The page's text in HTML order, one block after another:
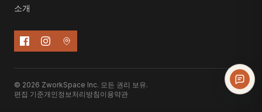
소개
© 2026 ZworkSpace Inc. 모든 권리 보유.
편집 기준개인정보처리방침 이용약관